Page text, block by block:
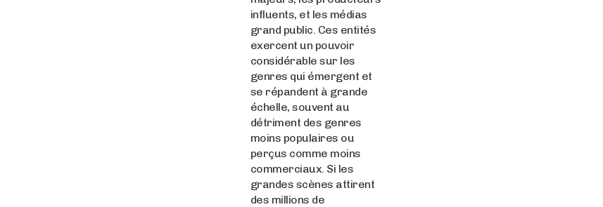
influents, et les médias
grand public. Ces entités
exercent un pouvoir
considérable sur les
genres qui émergent et
se répandent à grande
échelle, souvent au
détriment des genres
moins populaires ou
perçus comme moins
commerciaux. Si les
grandes scènes attirent
des millions de